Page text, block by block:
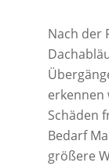
Nach der
Schäden
Bedarf
größere